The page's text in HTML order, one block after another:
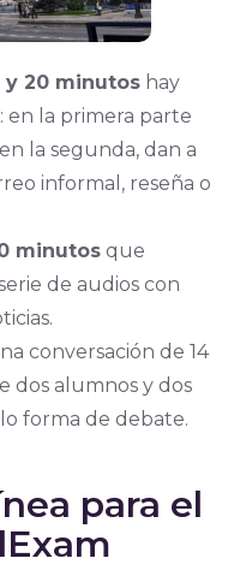
y 20 minutoshay
en la primera parte
la segunda, dan a
informal, reseña o
minutosque
de audios con
conversación de 14
dos alumnos y dos
forma de debate.
para el